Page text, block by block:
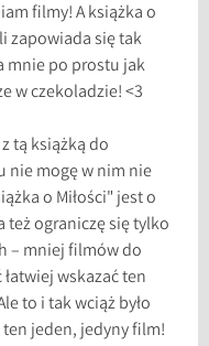
filmy! A książka o
zapowiada się tak
mnie po prostu jak
w czekoladzie! <3
tą książką do
nie mogę w nim nie
o Miłości" jest o
też ograniczę się tylko
– mniej filmów do
wskazać ten
to i tak wciąż było
jeden, jedyny film!